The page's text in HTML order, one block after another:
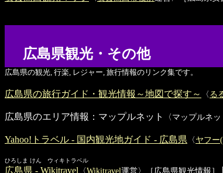
広島県観光・その他
広島県の観光, 行楽, レジャー, 旅行情報のリンク集です。
広島県の旅行ガイド・観光情報～地図で探す～ 〈る
広島県のエリア情報：マップルネット 〈マップルネ
Yahoo!トラベル - 国内観光地ガイド - 広島県 〈ヤフー
ひろしま けん ウィキトラベル
広島県 - Wikitravel 〈Wikitravel運営〉［広島県観光情報］